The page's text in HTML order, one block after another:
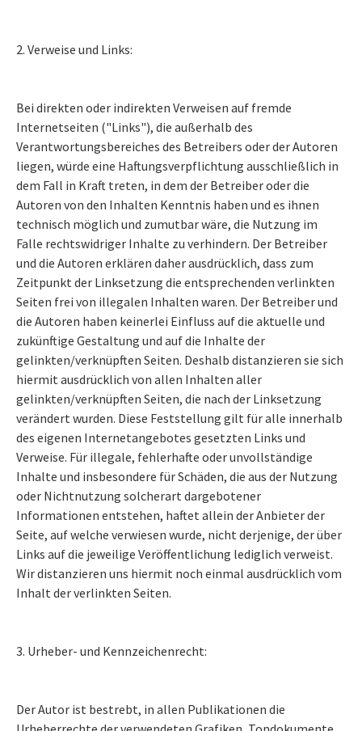
2. Verweise und Links:
Bei direkten oder indirekten Verweisen auf fremde
Internetseiten ("Links"), die außerhalb des
Verantwortungsbereiches des Betreibers oder der Autoren
liegen, würde eine Haftungsverpflichtung ausschließlich in
dem Fall in Kraft treten, in dem der Betreiber oder die
Autoren von den Inhalten Kenntnis haben und es ihnen
technisch möglich und zumutbar wäre, die Nutzung im
Falle rechtswidriger Inhalte zu verhindern. Der Betreiber
und die Autoren erklären daher ausdrücklich, dass zum
Zeitpunkt der Linksetzung die entsprechenden verlinkten
Seiten frei von illegalen Inhalten waren. Der Betreiber und
die Autoren haben keinerlei Einfluss auf die aktuelle und
zukünftige Gestaltung und auf die Inhalte der
gelinkten/verknüpften Seiten. Deshalb distanzieren sie sich
hiermit ausdrücklich von allen Inhalten aller
gelinkten/verknüpften Seiten, die nach der Linksetzung
verändert wurden. Diese Feststellung gilt für alle innerhalb
des eigenen Internetangebotes gesetzten Links und
Verweise. Für illegale, fehlerhafte oder unvollständige
Inhalte und insbesondere für Schäden, die aus der Nutzung
oder Nichtnutzung solcherart dargebotener
Informationen entstehen, haftet allein der Anbieter der
Seite, auf welche verwiesen wurde, nicht derjenige, der über
Links auf die jeweilige Veröffentlichung lediglich verweist.
Wir distanzieren uns hiermit noch einmal ausdrücklich vom
Inhalt der verlinkten Seiten.
3. Urheber- und Kennzeichenrecht:
Der Autor ist bestrebt, in allen Publikationen die